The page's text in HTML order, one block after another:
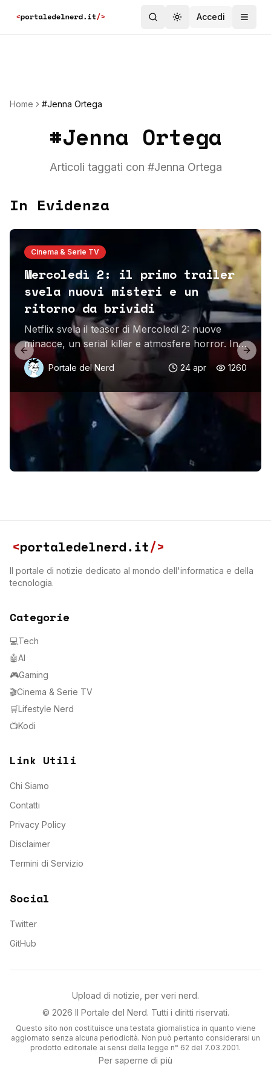
Toggle theme
Accedi
Home #Jenna Ortega
#Jenna Ortega
Articoli taggati con #Jenna Ortega
In Evidenza
Cinema & Serie TV
Mercoledì 2: il primo trailer
svela nuovi misteri e un
ritorno da brividi
Netflix svela il teaser di Mercoledì 2: nuove
minacce, un serial killer e atmosfere horror. In
arrivo ad agosto e settembre 2025.
Portale del Nerd 24 apr 1260
Previous slide Next
Il portale di notizie dedicato al mondo dell'informatica e della
tecnologia.
Categorie
💻Tech
🤖AI
🎮Gaming
🎬Cinema & Serie TV
🛒Lifestyle Nerd
📺Kodi
Link Utili
Chi Siamo
Contatti
Privacy Policy
Disclaimer
Termini di Servizio
Social
Twitter
GitHub
Upload di notizie, per veri nerd.
© 2026 Il Portale del Nerd. Tutti i diritti riservati.
Questo sito non costituisce una testata giornalistica in quanto viene
aggiornato senza alcuna periodicità. Non può pertanto considerarsi un
prodotto editoriale ai sensi della legge n° 62 del 7.03.2001.
Per saperne di più